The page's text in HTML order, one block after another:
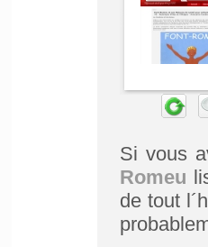
Si vous
Romeu
de tout